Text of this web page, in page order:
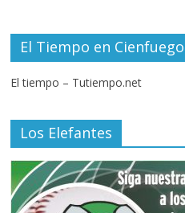
El Tiempo en
El tiempo – Tutiempo.net
Los Elefantes